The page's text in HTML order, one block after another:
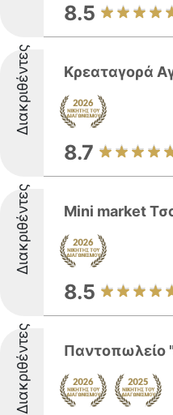
8.5
Διακριθέντες Κρεαταγορά
8.7
Διακριθέντες Mini market
8.5
Διακριθέντες Παντοπωλείο